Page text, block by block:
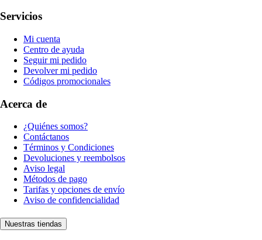
Servicios
Mi cuenta
Centro de ayuda
Seguir mi pedido
Devolver mi pedido
Códigos promocionales
Acerca de
¿Quiénes somos?
Contáctanos
Términos y Condiciones
Devoluciones y reembolsos
Aviso legal
Métodos de pago
Tarifas y opciones de envío
Aviso de confidencialidad
Nuestras tiendas